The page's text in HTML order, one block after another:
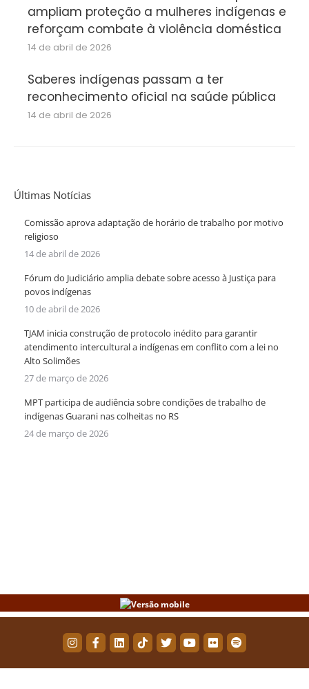
ampliam proteção a mulheres indígenas e
reforçam combate à violência doméstica
14 de abril de 2026
Saberes indígenas passam a ter
reconhecimento oficial na saúde pública
14 de abril de 2026
Últimas Notícias
Comissão aprova adaptação de horário de trabalho por motivo
religioso
14 de abril de 2026
Fórum do Judiciário amplia debate sobre acesso à Justiça para
povos indígenas
10 de abril de 2026
TJAM inicia construção de protocolo inédito para garantir
atendimento intercultural a indígenas em conflito com a lei no
Alto Solimões
27 de março de 2026
MPT participa de audiência sobre condições de trabalho de
indígenas Guarani nas colheitas no RS
24 de março de 2026